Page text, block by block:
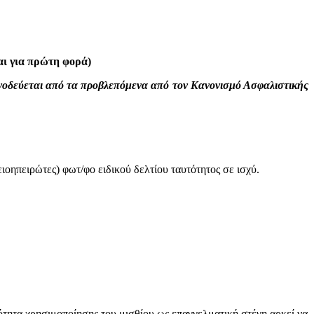
για πρώτη φορά)
από τα προβλεπόμενα από τον Κανονισμό Ασφαλιστικής
φωτ/φο ειδικού δελτίου ταυτότητος σε ισχύ.